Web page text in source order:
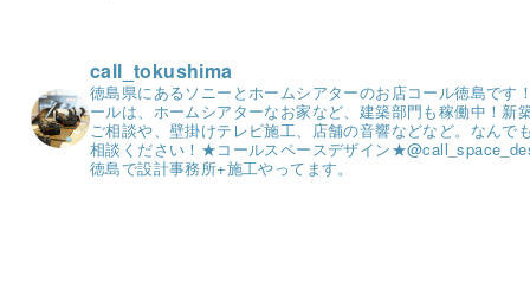
call_tokushima
徳島県にあるソニーとホームシアターのお店コール徳島です
ールは、ホームシアターなお家など、建築部門も稼働中！ 新
ご相談や、壁掛けテレビ施工、店舗の音響などなど。 なんで
相談ください！ ★コールスペースデザイン★
徳島で設計事務所+施工やってます。